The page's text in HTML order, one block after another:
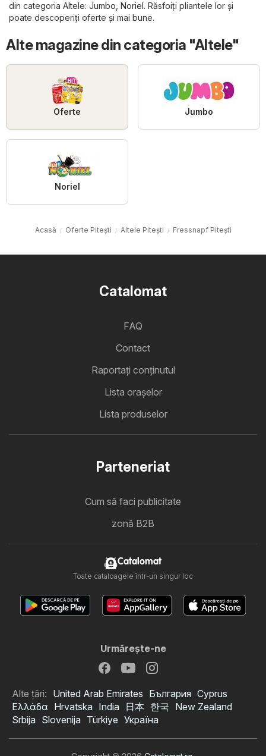
din categoria Altele: Jumbo Noriel. Răsfoiți pliantele lor și
poate descoperiți oferte și mai bune.
Alte magazine din categoria "Altele"
Oferte Jumbo
Noriel
Acasă Oferte Pitești Altele Pitești Fressnapf Pitești
Catalomat
FAQ
Contact
Raportați conținutul
Lista oraşelor
Lista produselor
Parteneriat
Cum să faci publicitate
zonă B2B
Catalomat
Toate cataloagele într-un singur loc
Urmăreşte-ne
Alte țări: United Arab Emirates България Cyprus
Ελλάδα Hrvatska India 日本 한국 New Zealand
Srbija Slovenija Türkiye Україна